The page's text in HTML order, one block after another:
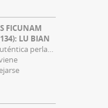
FICUNAM
LU BIAN
perla…